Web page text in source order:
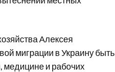
Алексея
миграции в Украину быть
медицине и рабочих